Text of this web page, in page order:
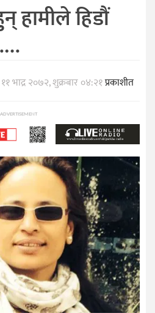
हामीले हिडौं
११ भाद्र २०७२, शुक्रबार ०४:२१प्रकाशीत
ADVERTISEMENT